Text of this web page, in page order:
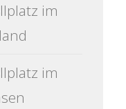
im
im